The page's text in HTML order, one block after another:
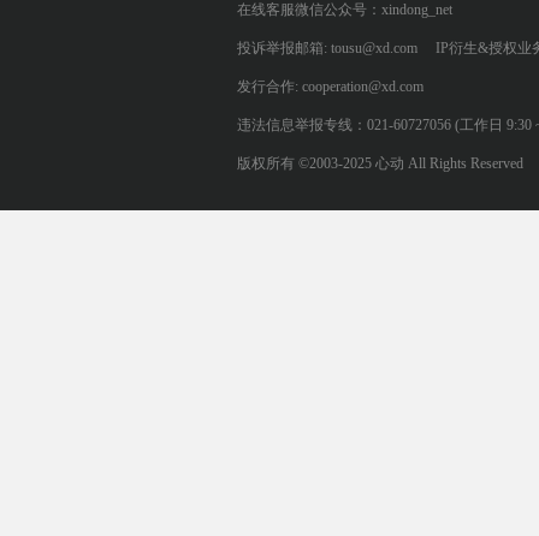
在线客服微信公众号：xindong_net
投诉举报邮箱: tousu@xd.com IP衍生&授权业
发行合作: cooperation@xd.com
违法信息举报专线：021-60727056 (工作日 9:30
版权所有 ©2003-2025 心动 All Rights Reserved